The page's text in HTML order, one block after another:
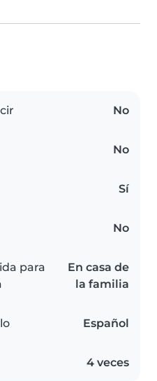
No
No
Sí
No
para
En casa de
la familia
Español
4 veces